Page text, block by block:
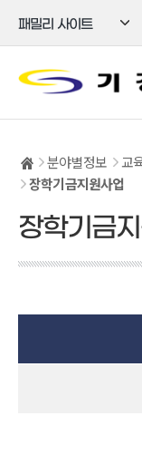
패밀리 사이트
분야별정보 교
장학기금지원사업
장학기금